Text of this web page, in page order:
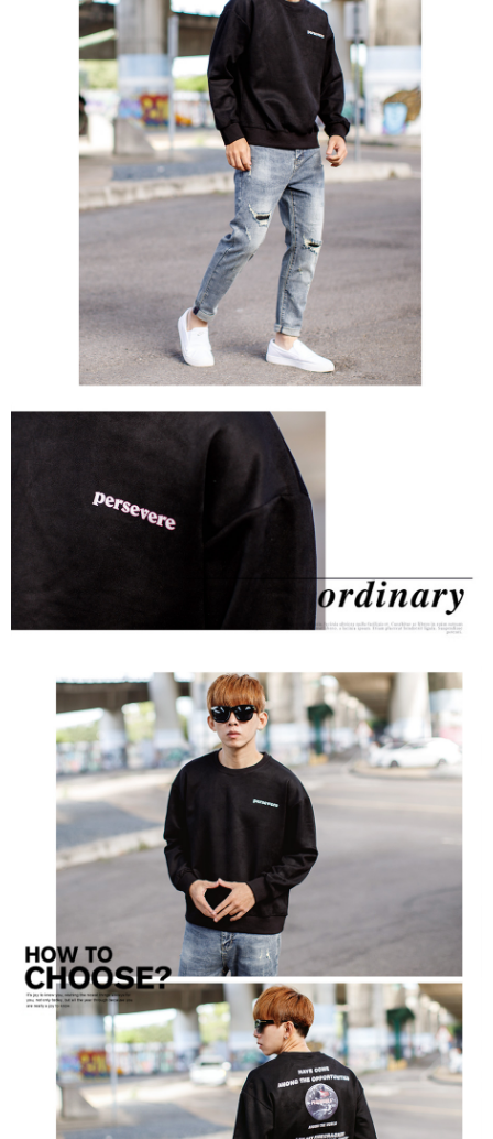
恩沛科技股份有限公司將有權停止該用戶之使用額度並採取法律行動。